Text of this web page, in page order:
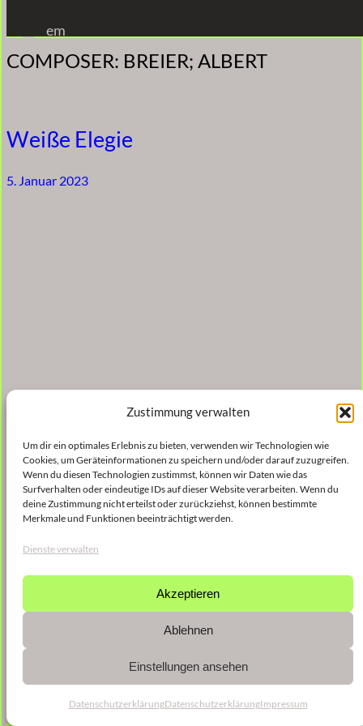
Zustimmung verwalten
Um dir ein optimales Erlebnis zu bieten, verwenden wir Technologien wie
Cookies, um Geräteinformationen zu speichern und/oder darauf zuzugreifen.
Wenn du diesen Technologien zustimmst, können wir Daten wie das
Surfverhalten oder eindeutige IDs auf dieser Website verarbeiten. Wenn du
deine Zustimmung nicht erteilst oder zurückziehst, können bestimmte
Merkmale und Funktionen beeinträchtigt werden.
Dienste verwalten
Akzeptieren
Ablehnen
Einstellungen ansehen
DatenschutzerklärungDatenschutzerklärungImpressum
Inhalt
springen
em
COMPOSER: BREIER; ALBERT
Weiße Elegie
5. Januar 2023